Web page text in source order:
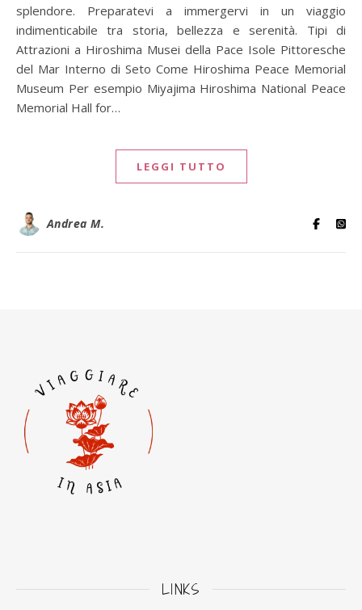
splendore. Preparatevi a immergervi in un viaggio
indimenticabile tra storia, bellezza e serenità. Tipi di
Attrazioni a Hiroshima Musei della Pace Isole Pittoresche
del Mar Interno di Seto Come Hiroshima Peace Memorial
Museum Per esempio Miyajima Hiroshima National Peace
Memorial Hall for…
LEGGI TUTTO
Andrea M.
LINKS